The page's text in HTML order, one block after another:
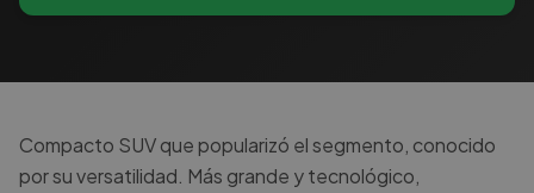
Compacto SUV que popularizó el segmento, conocido
por su versatilidad. Más grande y tecnológico,